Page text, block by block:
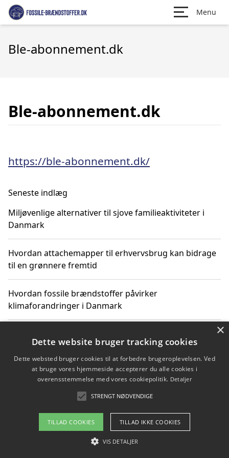
Menu
Ble-abonnement.dk
Ble-abonnement.dk
https://ble-abonnement.dk/
Seneste indlæg
Miljøvenlige alternativer til sjove familieaktiviteter i
Danmark
Hvordan attachemapper til erhvervsbrug kan bidrage
til en grønnere fremtid
Hvordan fossile brændstoffer påvirker
klimaforandringer i Danmark
klimaændringer
Hvordan citater om fossile brændstoffer kan ændre
Copyright 2026 - Pilanto Aps
Om / kontakt
×
Dette website bruger tracking cookies
Dette websted bruger cookies til at forbedre brugeroplevelsen. Ved
at bruge vores hjemmeside accepterer du alle cookies i
overensstemmelse med vores cookiepolitik. Detaljer
STRENGT NØDVENDIGE
TILLAD COOKIES TILLAD IKKE COOKIES
VIS DETALJER